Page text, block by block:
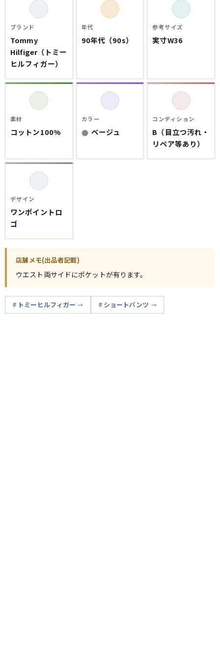
お客様の声
レビュー1万件突破
お気に入りリスト
会員登録
メルマガ登録
会社概要
店舗一覧
古着卸売
特定商取引法に基づく表示
お問い合わせ
ブランド
Tommy
Hilfiger（トミー
ヒルフィガー）
年代
90年代（90s）
参考サイズ
実寸W36
素材
コットン100%
カラー
ベージュ
コンディション
B（目立つ汚れ・
リペア等あり）
デザイン
ワンポイントロ
ゴ
店舗メモ(出品者記載)
ウエスト両サイドにポケットが有ります。
トミーヒルフィガー ショートパンツ